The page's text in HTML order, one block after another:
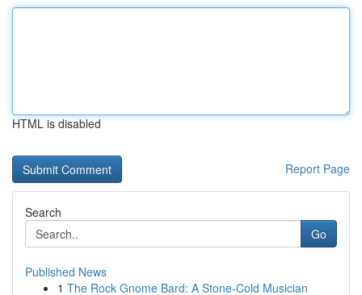
HTML is disabled
Report Page
Search
Go
Published News
1 The Rock Gnome Bard: A Stone-Cold Musician